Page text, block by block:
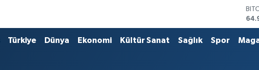
Türkiye Dünya Ekonomi Kültür Sanat Sağlık Spor